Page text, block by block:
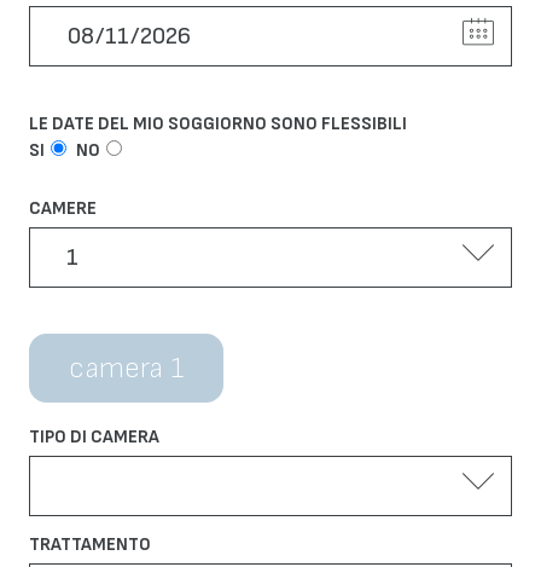
LE DATE DEL MIO SOGGIORNO SONO FLESSIBILI
SI
NO
CAMERE
camera 1
TIPO DI CAMERA
TRATTAMENTO